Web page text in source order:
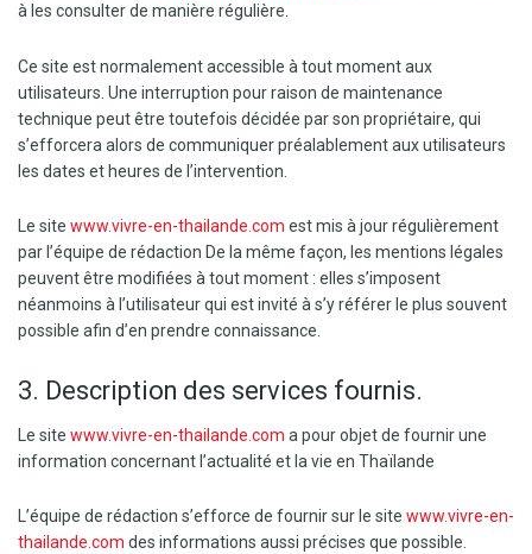
à les consulter de manière régulière.
Ce site est normalement accessible à tout moment aux
utilisateurs. Une interruption pour raison de maintenance
technique peut être toutefois décidée par son propriétaire, qui
s’efforcera alors de communiquer préalablement aux utilisateurs
les dates et heures de l’intervention.
Le site www.vivre-en-thailande.com est mis à jour régulièrement
par l’équipe de rédaction De la même façon, les mentions légales
peuvent être modifiées à tout moment : elles s’imposent
néanmoins à l’utilisateur qui est invité à s’y référer le plus souvent
possible afin d’en prendre connaissance.
3. Description des services fournis.
Le site www.vivre-en-thailande.com a pour objet de fournir une
information concernant l’actualité et la vie en Thaïlande
L’équipe de rédaction s’efforce de fournir sur le site www.vivre-en-
thailande.com des informations aussi précises que possible.